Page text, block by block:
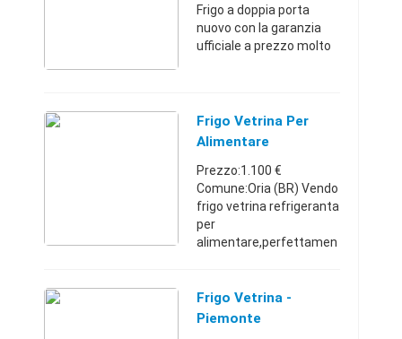
Frigo a doppia porta
nuovo con la garanzia
ufficiale a prezzo molto
Liguria33914574251 €
Frigo Vetrina Per
Alimentare
Prezzo:1.100 €
Comune:Oria (BR) Vendo
frigo vetrina refrigeranta
per
alimentare,perfettamen
2 metri .
Puglia34017307221.100
Frigo Vetrina -
Piemonte